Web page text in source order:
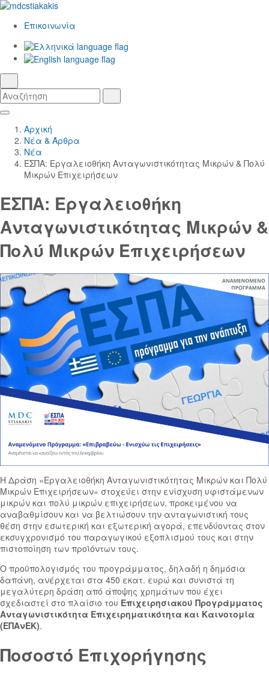
Επικοινωνία
Αναζήτηση
Skip
Main
Content
Κεντρική
Πλοήγηση
Αρχική
Νέα & Άρθρα
Νέα
ΕΣΠΑ: Εργαλειοθήκη Ανταγωνιστικότητας Μικρών & Πολύ
Μικρών Επιχειρήσεων
ΕΣΠΑ: Εργαλειοθήκη
Ανταγωνιστικότητας Μικρών &
Πολύ Μικρών Επιχειρήσεων
Η Δράση «Εργαλειοθήκη Ανταγωνιστικότητας Μικρών και Πολύ
Μικρών Επιχειρήσεων» στοχεύει στην ενίσχυση υφιστάμενων
μικρών και πολύ μικρών επιχειρήσεων, προκειμένου να
αναβαθμίσουν και να βελτιώσουν την ανταγωνιστική τους
θέση στην εσωτερική και εξωτερική αγορά, επενδύοντας στον
εκσυγχρονισμό του παραγωγικού εξοπλισμού τους και στην
πιστοποίηση των προϊόντων τους.
Ο προϋπολογισμός του προγράμματος, δηλαδή η δημόσια
δαπάνη, ανέρχεται στα 450 εκατ. ευρώ και συνιστά τη
μεγαλύτερη δράση από άποψης χρημάτων που έχει
σχεδιαστεί στο πλαίσιο του Επιχειρησιακού Προγράμματος
Ανταγωνιστικότητα Επιχειρηματικότητα και Καινοτομία
(ΕΠΑνΕΚ).
Ποσοστό Επιχορήγησης